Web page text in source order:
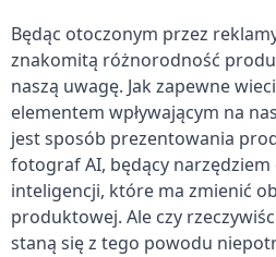
Będąc otoczonym przez
znakomitą różnorodność
naszą uwagę. Jak zapewne
elementem wpływającym na
jest sposób prezentowania
fotograf AI, będący
inteligencji, które ma zmienić
produktowej. Ale czy
staną się z tego powodu